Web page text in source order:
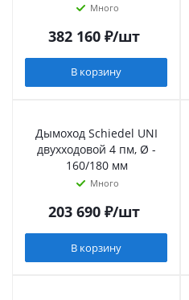
Много
382 160₽/шт
В корзину
Дымоход Schiedel UNI
двухходовой 4 пм, Ø -
160/180 мм
Много
203 690₽/шт
В корзину